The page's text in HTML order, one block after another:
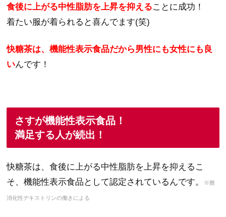
食後に上がる中性脂肪を上昇を抑えることに成功！
着たい服が着られると喜んでます(笑)
快糖茶は、機能性表示食品だから男性にも女性にも良
いんです！
さすが機能性表示食品！
満足する人が続出！
快糖茶は、食後に上がる中性脂肪を上昇を抑えるこ
そ、機能性表示食品として認定されているんです。
※難
消化性デキストリンの働きによる